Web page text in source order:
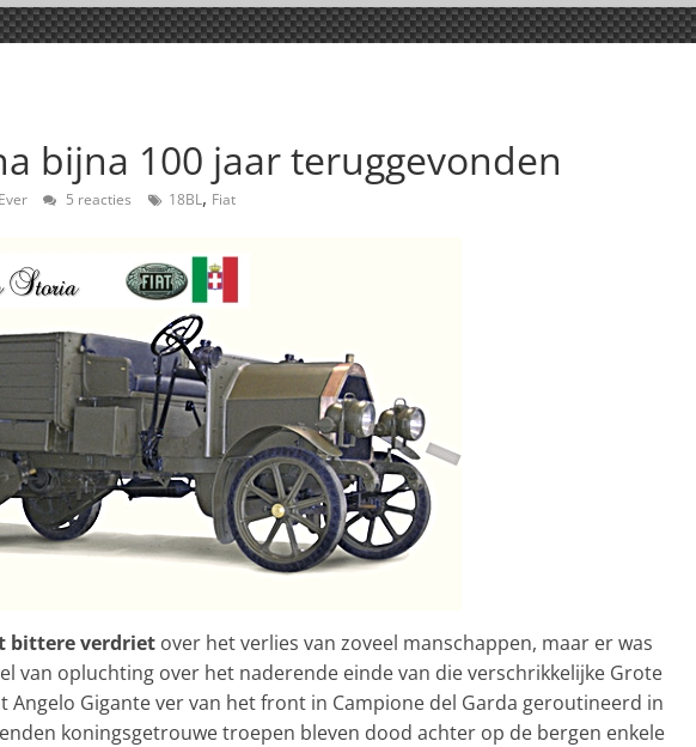
bijna 100 jaar teruggevonden
5 reacties 18BL, Fiat
bittere verdriet over het verlies van zoveel manschappen, maar er was
van opluchting over het naderende einde van die verschrikkelijke Grote
Angelo Gigante ver van het front in Campione del Garda geroutineerd in
koningsgetrouwe troepen bleven dood achter op de bergen enkele